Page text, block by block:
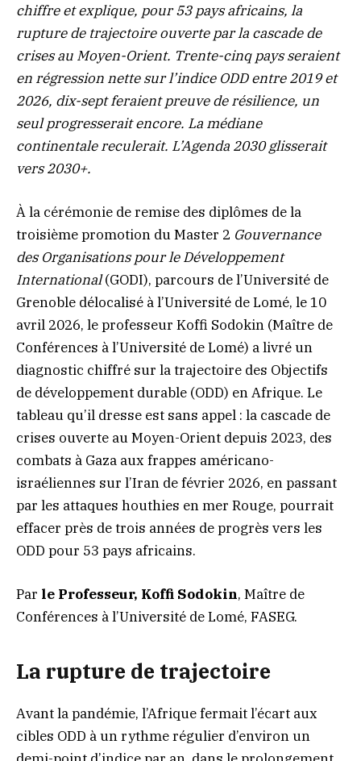
chiffre et explique, pour 53 pays africains, la
rupture de trajectoire ouverte par la cascade de
crises au Moyen-Orient. Trente-cinq pays seraient
en régression nette sur l’indice ODD entre 2019 et
2026, dix-sept feraient preuve de résilience, un
seul progresserait encore. La médiane
continentale reculerait. L’Agenda 2030 glisserait
vers 2030+.
À la cérémonie de remise des diplômes de la
troisième promotion du Master 2 Gouvernance
des Organisations pour le Développement
International(GODI), parcours de l’Université de
Grenoble délocalisé à l’Université de Lomé, le 10
avril 2026, le professeur Koffi Sodokin (Maître de
Conférences à l’Université de Lomé) a livré un
diagnostic chiffré sur la trajectoire des Objectifs
de développement durable (ODD) en Afrique. Le
tableau qu’il dresse est sans appel : la cascade de
crises ouverte au Moyen-Orient depuis 2023, des
combats à Gaza aux frappes américano-
israéliennes sur l’Iran de février 2026, en passant
par les attaques houthies en mer Rouge, pourrait
effacer près de trois années de progrès vers les
ODD pour 53 pays africains.
Par le Professeur, Koffi Sodokin, Maître de
Conférences à l’Université de Lomé, FASEG.
La rupture de trajectoire
Avant la pandémie, l’Afrique fermait l’écart aux
cibles ODD à un rythme régulier d’environ un